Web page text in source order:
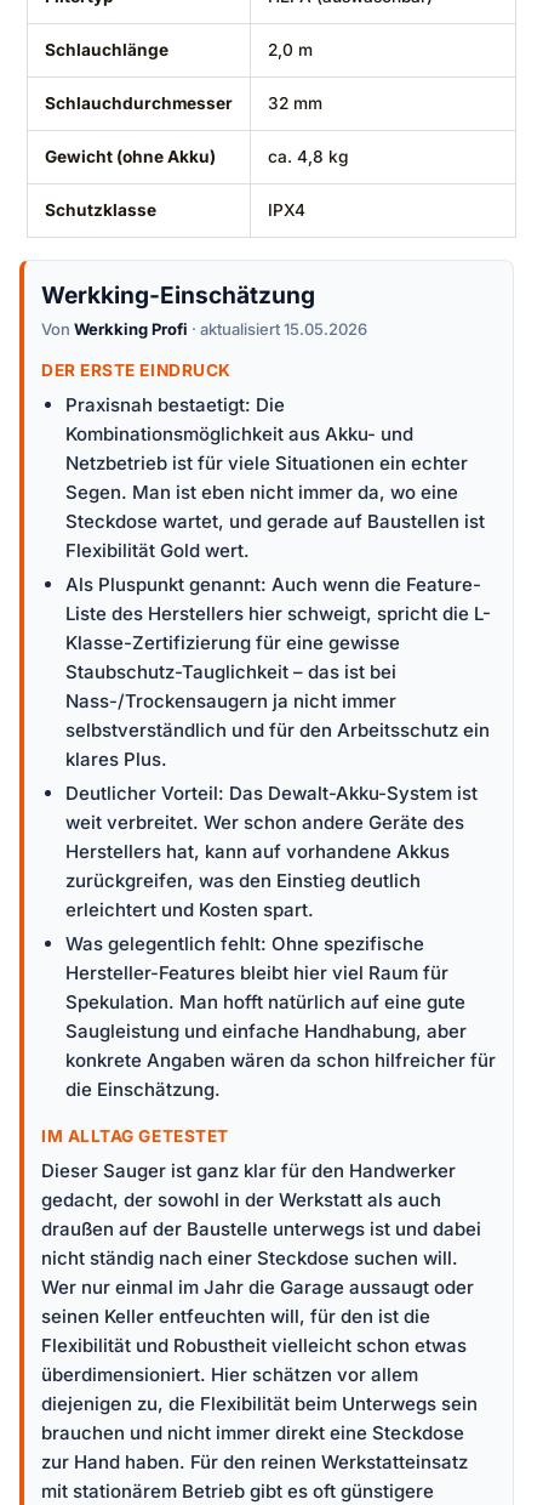
Schlauchlänge 2,0 m
Schlauchdurchmesser 32 mm
Gewicht (ohne Akku) ca. 4,8 kg
Schutzklasse IPX4
Werkking-Einschätzung
Von Werkking Profi · aktualisiert 15.05.2026
DER ERSTE EINDRUCK
Praxisnah bestaetigt: Die
Kombinationsmöglichkeit aus Akku- und
Netzbetrieb ist für viele Situationen ein echter
Segen. Man ist eben nicht immer da, wo eine
Steckdose wartet, und gerade auf Baustellen ist
Flexibilität Gold wert.
Als Pluspunkt genannt: Auch wenn die Feature-
Liste des Herstellers hier schweigt, spricht die L-
Klasse-Zertifizierung für eine gewisse
Staubschutz-Tauglichkeit – das ist bei
Nass-/Trockensaugern ja nicht immer
selbstverständlich und für den Arbeitsschutz ein
klares Plus.
Deutlicher Vorteil: Das Dewalt-Akku-System ist
weit verbreitet. Wer schon andere Geräte des
Herstellers hat, kann auf vorhandene Akkus
zurückgreifen, was den Einstieg deutlich
erleichtert und Kosten spart.
Was gelegentlich fehlt: Ohne spezifische
Hersteller-Features bleibt hier viel Raum für
Spekulation. Man hofft natürlich auf eine gute
Saugleistung und einfache Handhabung, aber
konkrete Angaben wären da schon hilfreicher für
die Einschätzung.
IM ALLTAG GETESTET
Dieser Sauger ist ganz klar für den Handwerker
gedacht, der sowohl in der Werkstatt als auch
draußen auf der Baustelle unterwegs ist und dabei
nicht ständig nach einer Steckdose suchen will.
Wer nur einmal im Jahr die Garage aussaugt oder
seinen Keller entfeuchten will, für den ist die
Flexibilität und Robustheit vielleicht schon etwas
überdimensioniert. Hier schätzen vor allem
diejenigen zu, die Flexibilität beim Unterwegs sein
brauchen und nicht immer direkt eine Steckdose
zur Hand haben. Für den reinen Werkstatteinsatz
mit stationärem Betrieb gibt es oft günstigere